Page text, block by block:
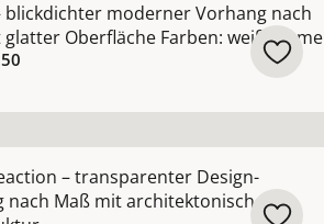
blickdichter moderner Vorhang nach
Oberfläche Farben: weiß creme
– transparenter Design-
nach Maß mit architektonischer